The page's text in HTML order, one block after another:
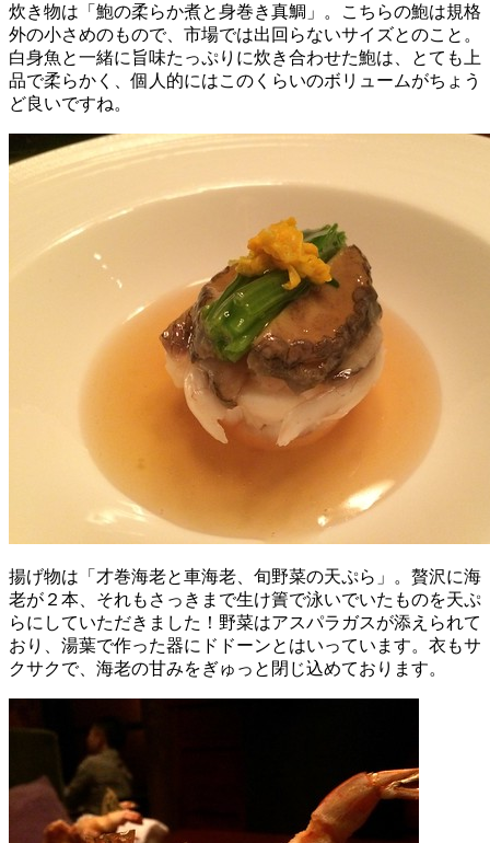
炊き物は「鮑の柔らか煮と身巻き真鯛」。こちらの鮑は規格
外の小さめのもので、市場では出回らないサイズとのこと。
白身魚と一緒に旨味たっぷりに炊き合わせた鮑は、とても上
品で柔らかく、個人的にはこのくらいのボリュームがちょう
ど良いですね。
揚げ物は「才巻海老と車海老、旬野菜の天ぷら」。贅沢に海
老が２本、それもさっきまで生け簀で泳いでいたものを天ぷ
らにしていただきました！野菜はアスパラガスが添えられて
おり、湯葉で作った器にドドーンとはいっています。衣もサ
クサクで、海老の甘みをぎゅっと閉じ込めております。